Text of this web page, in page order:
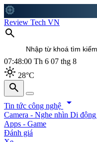
memory
Review Tech VN
search
07:48:02 Th 6 07 thg 8
light_mode 28°C
search
search
Tin tức công nghệ arrow_drop_down
Camera - Nghe nhìn Di động
Apps - Game
Đánh giá